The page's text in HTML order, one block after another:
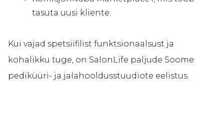
tasuta uusi kliente.
Kui vajad spetsiifilist funktsionaalsust ja
kohalikku tuge, on SalonLife paljude Soome
pediküüri- ja jalahooldusstuudiote eelistus.